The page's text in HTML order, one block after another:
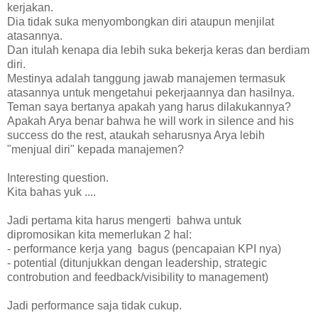
kerjakan.
Dia tidak suka menyombongkan diri ataupun menjilat
atasannya.
Dan itulah kenapa dia lebih suka bekerja keras dan berdiam
diri.
Mestinya adalah tanggung jawab manajemen termasuk
atasannya untuk mengetahui pekerjaannya dan hasilnya.
Teman saya bertanya apakah yang harus dilakukannya?
Apakah Arya benar bahwa he will work in silence and his
success do the rest, ataukah seharusnya Arya lebih
"menjual diri" kepada manajemen?
Interesting question.
Kita bahas yuk ....
Jadi pertama kita harus mengerti bahwa untuk
dipromosikan kita memerlukan 2 hal:
- performance kerja yang bagus (pencapaian KPI nya)
- potential (ditunjukkan dengan leadership, strategic
controbution and feedback/visibility to management)
Jadi performance saja tidak cukup.